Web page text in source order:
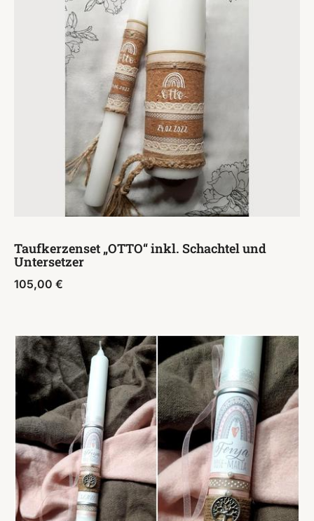
Taufkerzenset „OTTO“ inkl. Schachtel und
Untersetzer
105,00 €